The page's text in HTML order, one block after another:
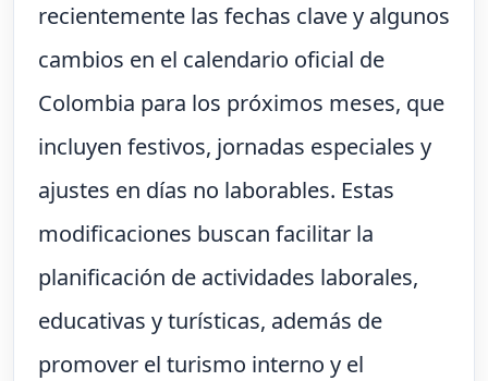
recientemente las fechas clave y algunos
cambios en el calendario oficial de
Colombia para los próximos meses, que
incluyen festivos, jornadas especiales y
ajustes en días no laborables. Estas
modificaciones buscan facilitar la
planificación de actividades laborales,
educativas y turísticas, además de
promover el turismo interno y el